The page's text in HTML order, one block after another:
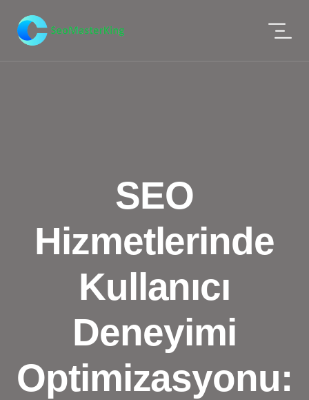
SEO
Hizmetlerinde
Kullanıcı
Deneyimi
Optimizasyonu: